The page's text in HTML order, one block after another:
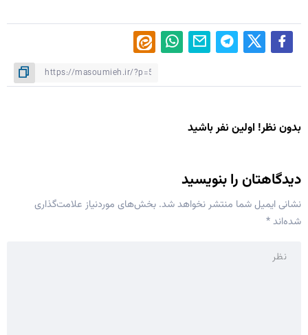
بدون نظر! اولین نفر باشید
دیدگاهتان را بنویسید
نشانی ایمیل شما منتشر نخواهد شد. بخش‌های موردنیاز علامت‌گذاری
شده‌اند*